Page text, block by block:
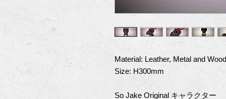
Material: Leather, Metal and Wood
Size: H300mm
So Jake Original キャラクター